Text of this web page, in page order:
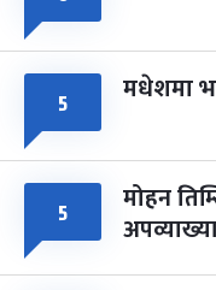
५ मधेशमा
५ मोहन